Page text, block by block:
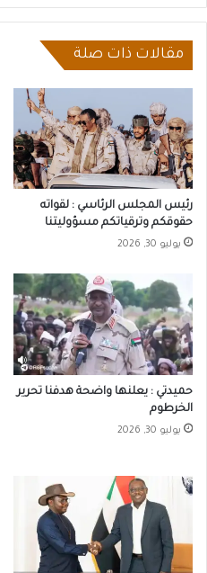
مقالات ذات صلة
رئيس المجلس الرئاسي : لقواته
حقوقكم وترقياتكم مسؤوليتنا
يوليو 30, 2026
حميدتي : يعلنها واضحة هدفنا تحرير
الخرطوم
يوليو 30, 2026